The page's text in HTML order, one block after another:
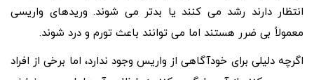
انتظار دارند رشد می کنند یا بدتر می شوند. وریدهای واریسی
معمولاً بی ضرر هستند اما می توانند باعث تورم و درد شوند.
اگرچه دلیلی برای خودآگاهی از واریس وجود ندارد، اما برخی از افراد